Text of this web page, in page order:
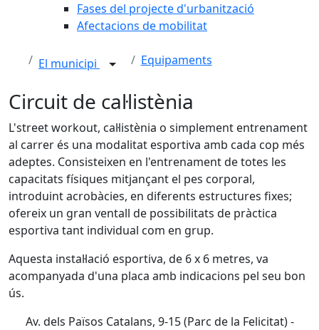
Fases del projecte d'urbanització
Afectacions de mobilitat
El municipi Equipaments
Circuit de cal·listènia
L'street workout, cal·listènia o simplement entrenament
al carrer és una modalitat esportiva amb cada cop més
adeptes. Consisteixen en l'entrenament de totes les
capacitats físiques mitjançant el pes corporal,
introduint acrobàcies, en diferents estructures fixes;
ofereix un gran ventall de possibilitats de pràctica
esportiva tant individual com en grup.
Aquesta instal·lació esportiva, de 6 x 6 metres, va
acompanyada d'una placa amb indicacions pel seu bon
ús.
Av. dels Països Catalans, 9-15 (Parc de la Felicitat) -